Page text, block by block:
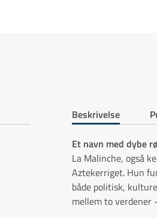
Beskrivelse
Et navn med dybe
La Malinche, også
Aztekerriget. Hun
både politisk,
mellem to verdener